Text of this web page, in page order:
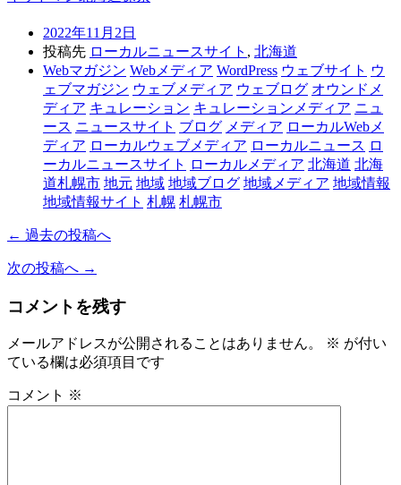
2022年11月2日
投稿先 ローカルニュースサイト , 北海道
Webマガジン Webメディア WordPress ウェブサイト ウ
ェブマガジン ウェブメディア ウェブログ オウンドメ
ディア キュレーション キュレーションメディア ニュ
ース ニュースサイト ブログ メディア ローカルWebメ
ディア ローカルウェブメディア ローカルニュース ロ
ーカルニュースサイト
ローカルメディア 北海道 北海
道札幌市 地元 地域 地域ブログ 地域メディア 地域情報
地域情報サイト 札幌 札幌市
← 過去の投稿へ
次の投稿へ →
コメントを残す
メールアドレスが公開されることはありません。 ※ が付い
ている欄は必須項目です
コメント ※